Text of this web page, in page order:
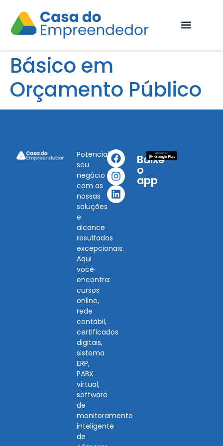
Básico em
Orçamento Público
Potencialize
seu
negócio
com as
nossas
soluções
e
alcance
resultados
excepcionais.
Aqui
você
encontra:
cursos
online,
rede
contábil,
certificados
digitais,
sistema
ERP,
PABX
virtual,
software
de
monitoramento
inteligente
de
Baixe
o
app